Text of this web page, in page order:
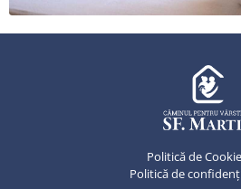
Politică de
Politică de